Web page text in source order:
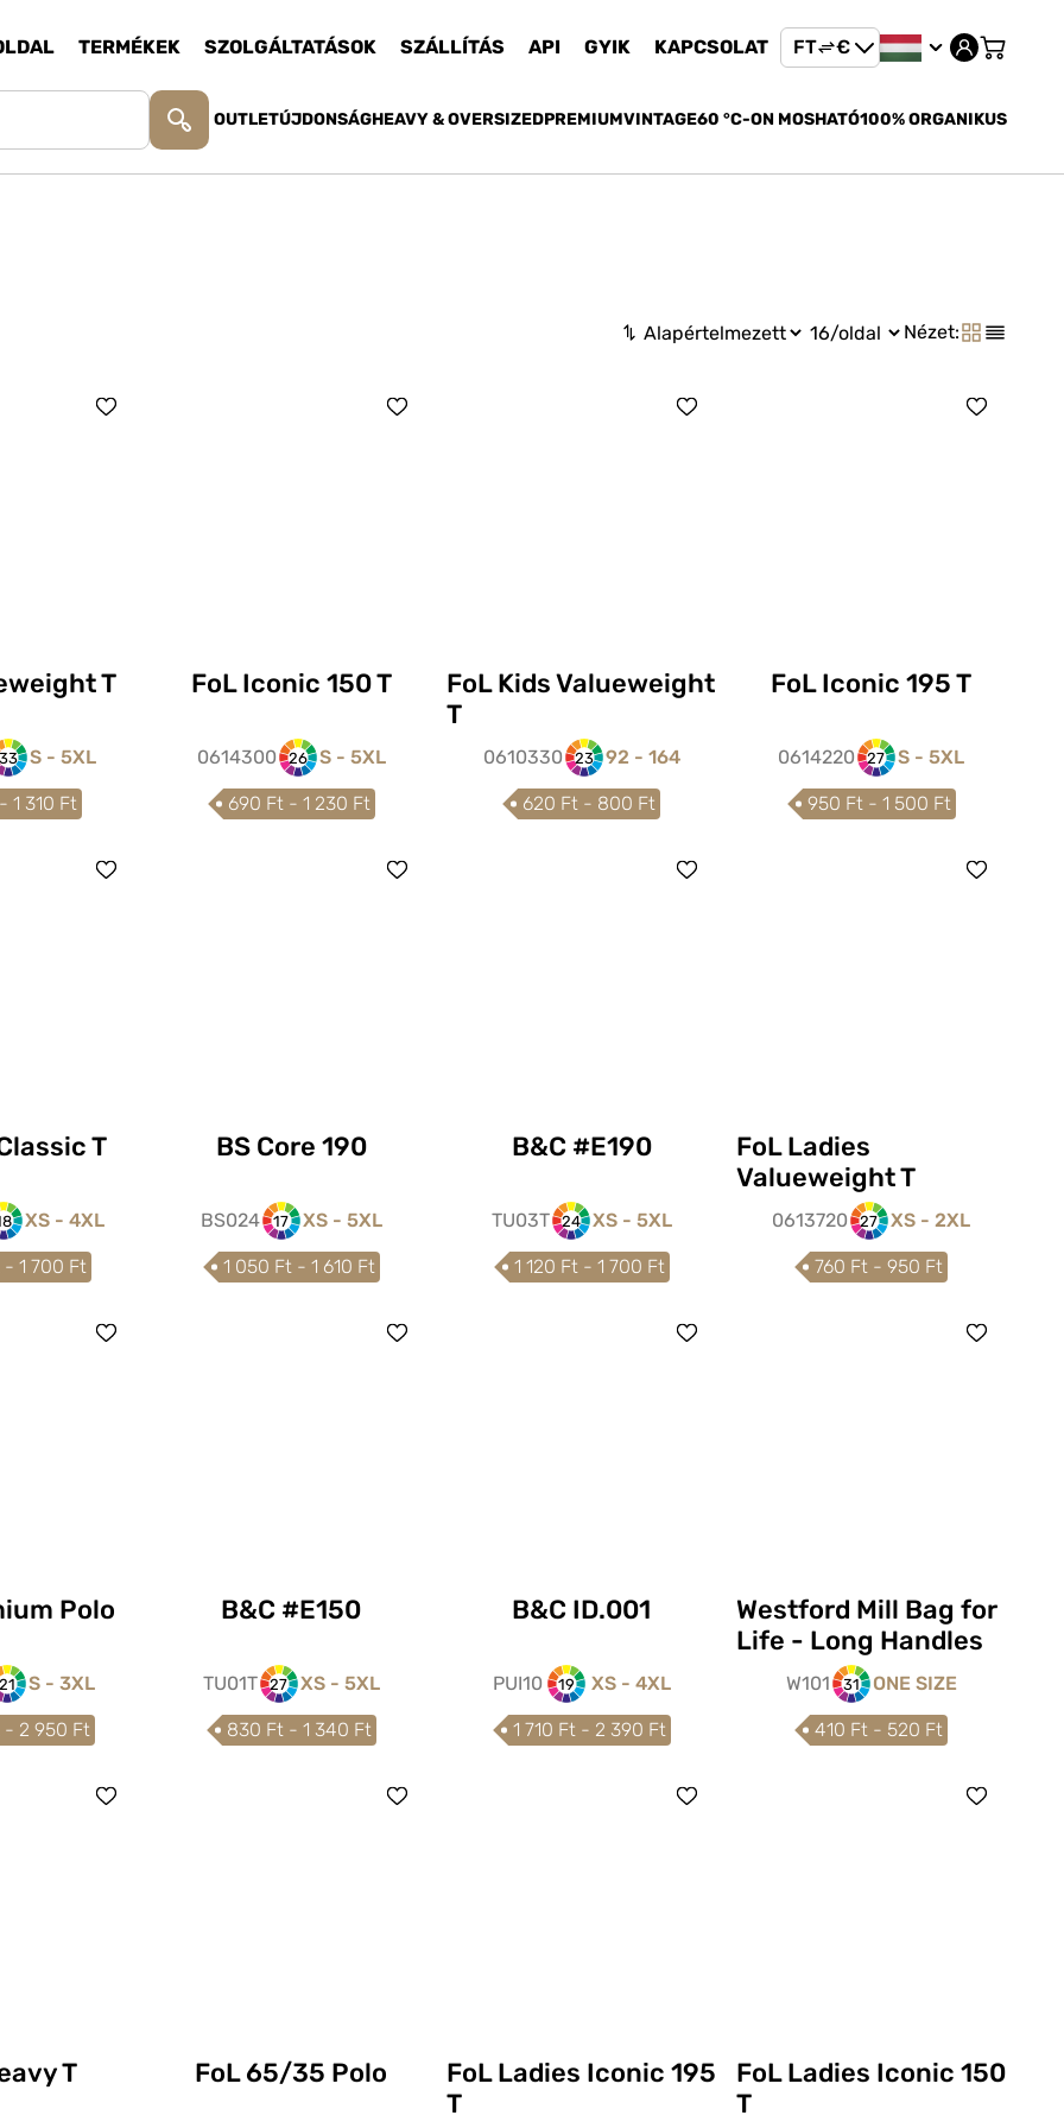
TERMÉKEK SZOLGÁLTATÁSOK SZÁLLÍTÁS API GYIK KAPCSOLAT FT €
OUTLETÚJDONSÁGHEAVY & OVERSIZEDPREMIUMVINTAGE60 °C-ON MOSHATÓ100% ORGANIKUS
Nézet:
T
S - 5XL
1 310 Ft
FoL Iconic 150 T
0614300 26 S - 5XL
690 Ft - 1 230 Ft
FoL Kids Valueweight
T
0610330 23 92 - 164
620 Ft - 800 Ft
FoL Iconic 195 T
0614220 27 S - 5XL
950 Ft - 1 500 Ft
T
XS - 4XL
- 1 700 Ft
BS Core 190
BS024 17 XS - 5XL
1 050 Ft - 1 610 Ft
B&C #E190
TU03T 24 XS - 5XL
1 120 Ft - 1 700 Ft
FoL Ladies
Valueweight T
0613720 27 XS - 2XL
760 Ft - 950 Ft
Polo
S - 3XL
- 2 950 Ft
B&C #E150
TU01T 27 XS - 5XL
830 Ft - 1 340 Ft
B&C ID.001
PUI10 19 XS - 4XL
1 710 Ft - 2 390 Ft
Westford Mill Bag for
Life - Long Handles
W101 31 ONE SIZE
410 Ft - 520 Ft
T FoL 65/35 Polo
FoL Ladies Iconic 195
T
FoL Ladies Iconic 150
T